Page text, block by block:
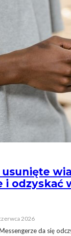
i odzyskać
2026
da się